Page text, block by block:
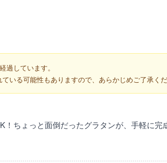
過しています。
いる可能性もありますので、あらかじめご了承くだ
ちょっと面倒だったグラタンが、手軽に完